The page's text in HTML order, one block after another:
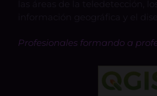
Profesionales formando a